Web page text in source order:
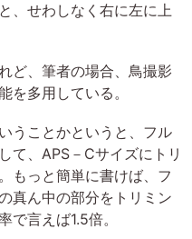
、せわしなく右に左に上
ど、筆者の場合、鳥撮影
を多用している。
うことかというと、フル
て、APS－Cサイズにトリ
もっと簡単に書けば、フ
真ん中の部分をトリミン
で言えば1.5倍。